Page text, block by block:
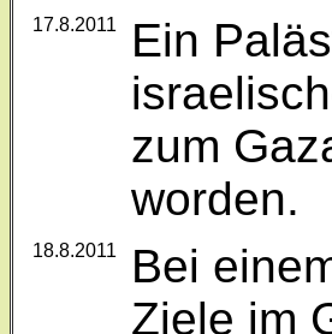
17.8.2011
Ein
zum
worden.
18.8.2011
Bei
Ziele im